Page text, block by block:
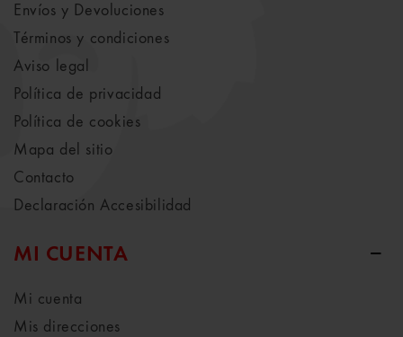
Envíos y Devoluciones
Términos y condiciones
Aviso legal
Política de privacidad
Política de cookies
Mapa del sitio
Contacto
Declaración Accesibilidad
MI CUENTA
Mi cuenta
Mis direcciones